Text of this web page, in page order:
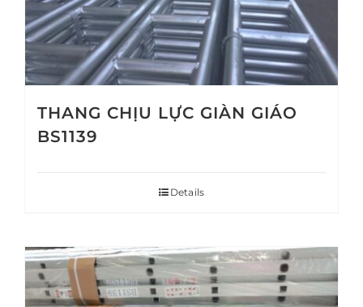
THANG CHỊU LỰC GIÀN GIÁO
BS1139
Details